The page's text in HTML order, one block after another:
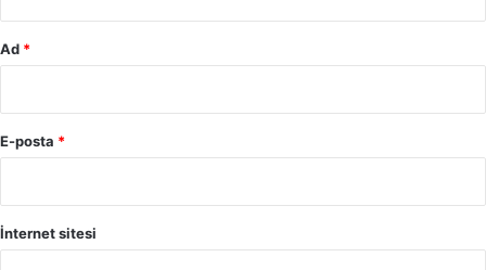
Ad *
E-posta *
İnternet sitesi